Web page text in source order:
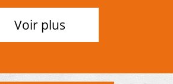
Voir plus